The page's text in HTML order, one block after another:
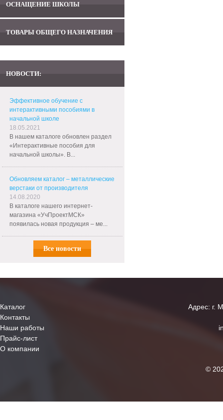
ОСНАЩЕНИЕ ШКОЛЫ
ТОВАРЫ ОБЩЕГО НАЗНАЧЕНИЯ
НОВОСТИ:
Эффективное обучение с
интерактивными пособиями в
начальной школе
18.05.2021
В нашем каталоге обновлен раздел
«Интерактивные пособия для
начальной школы». В...
Обновляем каталог – металлические
верстаки от производителя
14.08.2020
В каталоге нашего интернет-
магазина «УчПроектМСК»
появилась новая продукция – ме...
Все новости
Каталог
Контакты
Наши работы
Прайс-лист
О компании
Адрес: г.
©